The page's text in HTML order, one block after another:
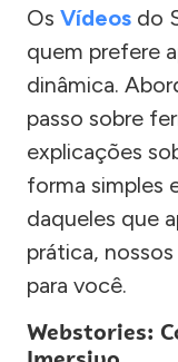
Os Vídeos do
quem prefere
dinâmica.
passo sobre
explicações
forma simples
daqueles que
prática,
para você.
Webstories: